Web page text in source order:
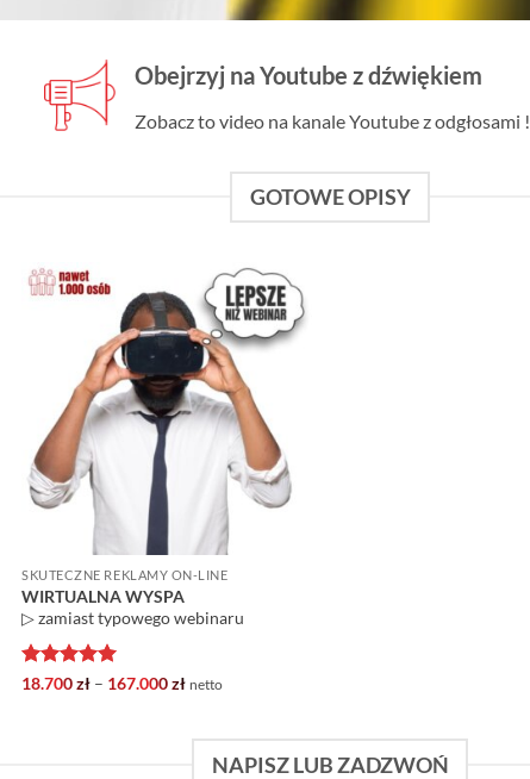
Obejrzyj na Youtube z dźwiękiem
Zobacz to video na kanale Youtube z odgłosami !
GOTOWE OPISY
SKUTECZNE REKLAMY ON-LINE
WIRTUALNA WYSPA
▷ zamiast typowego webinaru
Oceniono 5
18.700zł – 167.000złZakres
167.000 zł
netto
NAPISZ LUB ZADZWOŃ